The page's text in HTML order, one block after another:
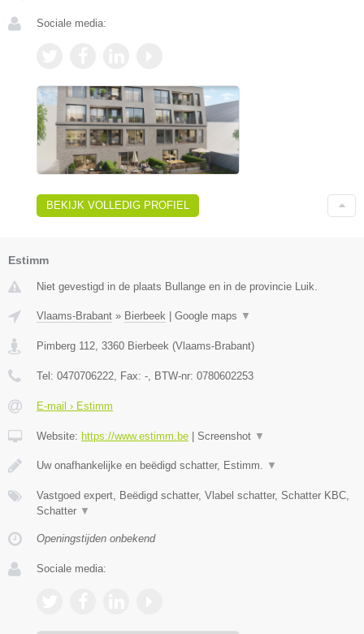
Sociale media:
BEKIJK VOLLEDIG PROFIEL
Estimm
Niet gevestigd in de plaats Bullange en in de provincie Luik.
Vlaams-Brabant » Bierbeek Google maps ▼
Pimberg 112 3360 Bierbeek (Vlaams-Brabant)
Tel: 0470706222 , Fax: - , BTW-nr: 0780602253
E-mail › Estimm
Website: https://www.estimm.be Screenshot ▼
Uw onafhankelijke en beëdigd schatter, Estimm. ▼
Vastgoed expert, Beëdigd schatter, Vlabel schatter, Schatter KBC,
Schatter ▼
Openingstijden onbekend
Sociale media: